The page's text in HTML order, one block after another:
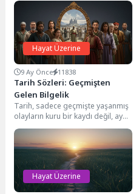
Hayat Üzerine
9 Ay Önce 11838
Tarih Sözleri: Geçmişten
Gelen Bilgelik
Tarih, sadece geçmişte yaşanmış
olayların kuru bir kaydı değil, aynı
zamanda insanlığın collective
hafızasıdır. Toplumları,...
Hayat Üzerine